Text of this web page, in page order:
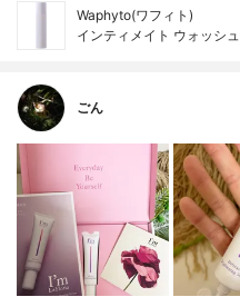
Waphyto(ワフィト)
インティメイト ウォッシュ
ごん